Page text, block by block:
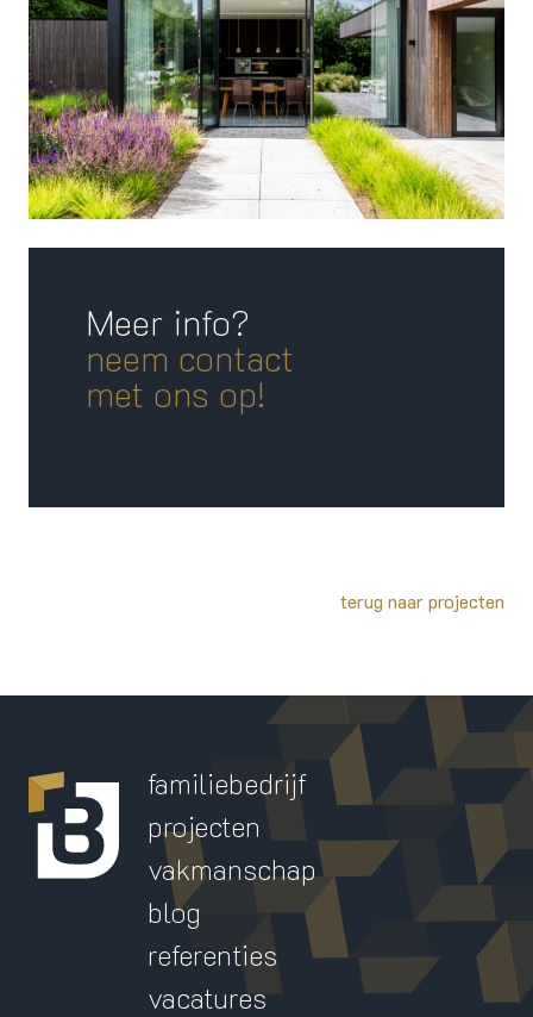
Meer info?
neem contact
met ons op!
terug naar projecten
familiebedrijf
projecten
vakmanschap
blog
referenties
vacatures